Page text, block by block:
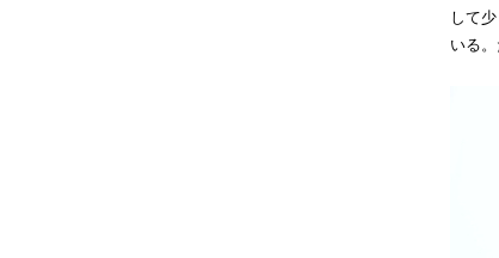
して
いる